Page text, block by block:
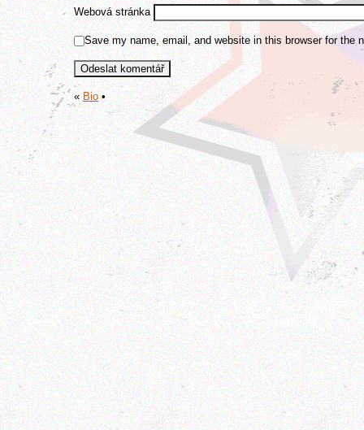
Webová stránka
Save my name, email, and website in this browser for the
«Bio•